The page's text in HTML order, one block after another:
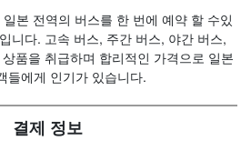
본 전역의 버스를 한 번에 예약 할 수있
니다. 고속 버스, 주간 버스, 야간 버스,
품을 취급하며 합리적인 가격으로 일본
들에게 인기가 있습니다.
결제 정보